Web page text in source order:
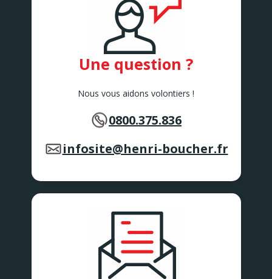
Une question ?
Nous vous aidons volontiers !
0800.375.836
infosite@henri-boucher.fr